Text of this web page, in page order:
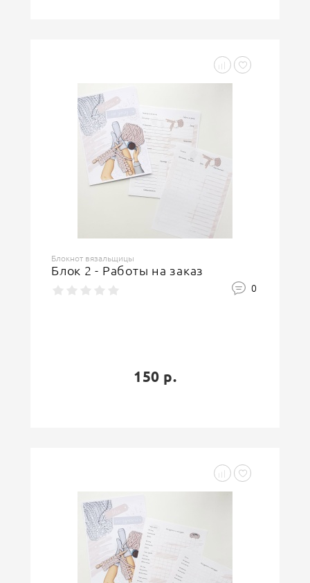
Блокнот вязальщицы
Блок 2 - Работы на заказ
0
150 р.